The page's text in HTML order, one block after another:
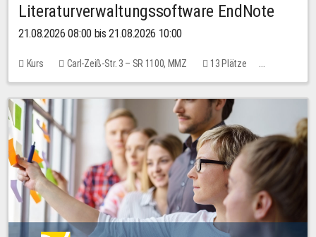
Literaturverwaltungssoftware EndNote
21.08.2026 08:00 bis 21.08.2026 10:00
Kurs Carl-Zeiß-Str. 3 – SR 1100, MMZ
13 Plätze
10,00 EUR